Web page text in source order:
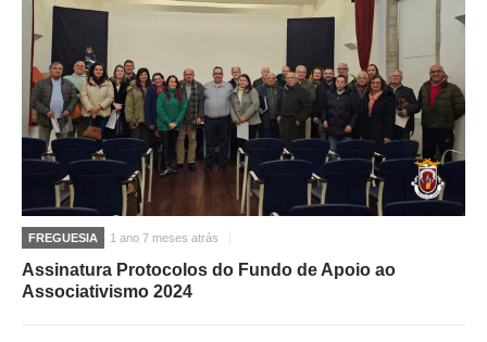
FREGUESIA 1 ano 7 meses atrás
Assinatura Protocolos do Fundo de Apoio ao
Associativismo 2024